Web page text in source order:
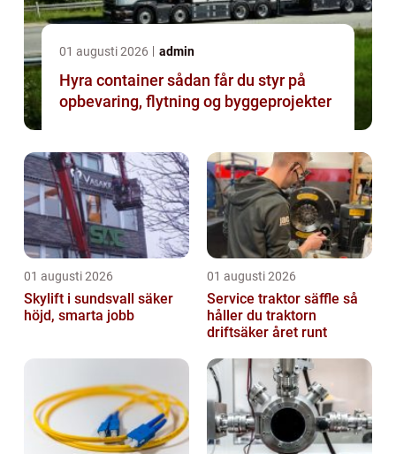
01 augusti 2026 admin
Hyra container sådan får du styr på
opbevaring, flytning og byggeprojekter
01 augusti 2026
Skylift i sundsvall säker
höjd, smarta jobb
01 augusti 2026
Service traktor säffle så
håller du traktorn
driftsäker året runt